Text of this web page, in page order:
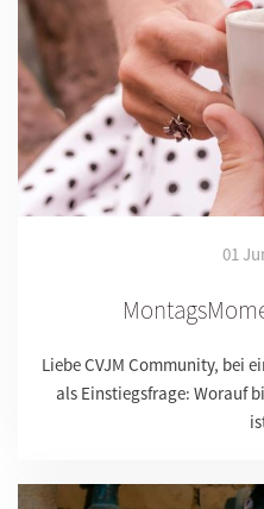
01
Liebe CVJM Community, bei
als Einstiegsfrage: Worauf